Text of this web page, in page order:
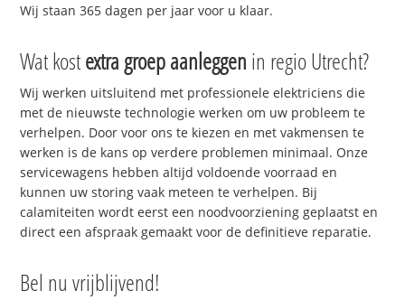
Wij staan 365 dagen per jaar voor u klaar.
Wat kostextra groep aanleggen in regio Utrecht?
Wij werken uitsluitend met professionele elektriciens die
met de nieuwste technologie werken om uw probleem te
verhelpen. Door voor ons te kiezen en met vakmensen te
werken is de kans op verdere problemen minimaal. Onze
servicewagens hebben altijd voldoende voorraad en
kunnen uw storing vaak meteen te verhelpen. Bij
calamiteiten wordt eerst een noodvoorziening geplaatst en
direct een afspraak gemaakt voor de definitieve reparatie.
Bel nu vrijblijvend!